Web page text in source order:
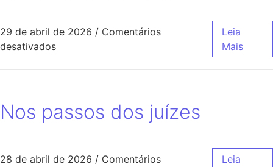
29 de abril de 2026 / Comentários
desativados
Leia
Mais
Nos passos dos juízes
28 de abril de 2026 / Comentários
Leia